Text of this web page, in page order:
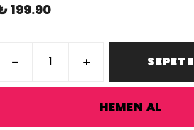
199.90
HEMEN AL